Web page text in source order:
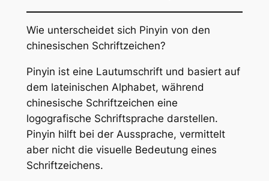
Wie unterscheidet sich Pinyin von den
chinesischen Schriftzeichen?
Pinyin ist eine Lautumschrift und basiert auf
dem lateinischen Alphabet, während
chinesische Schriftzeichen eine
logografische Schriftsprache darstellen.
Pinyin hilft bei der Aussprache, vermittelt
aber nicht die visuelle Bedeutung eines
Schriftzeichens.